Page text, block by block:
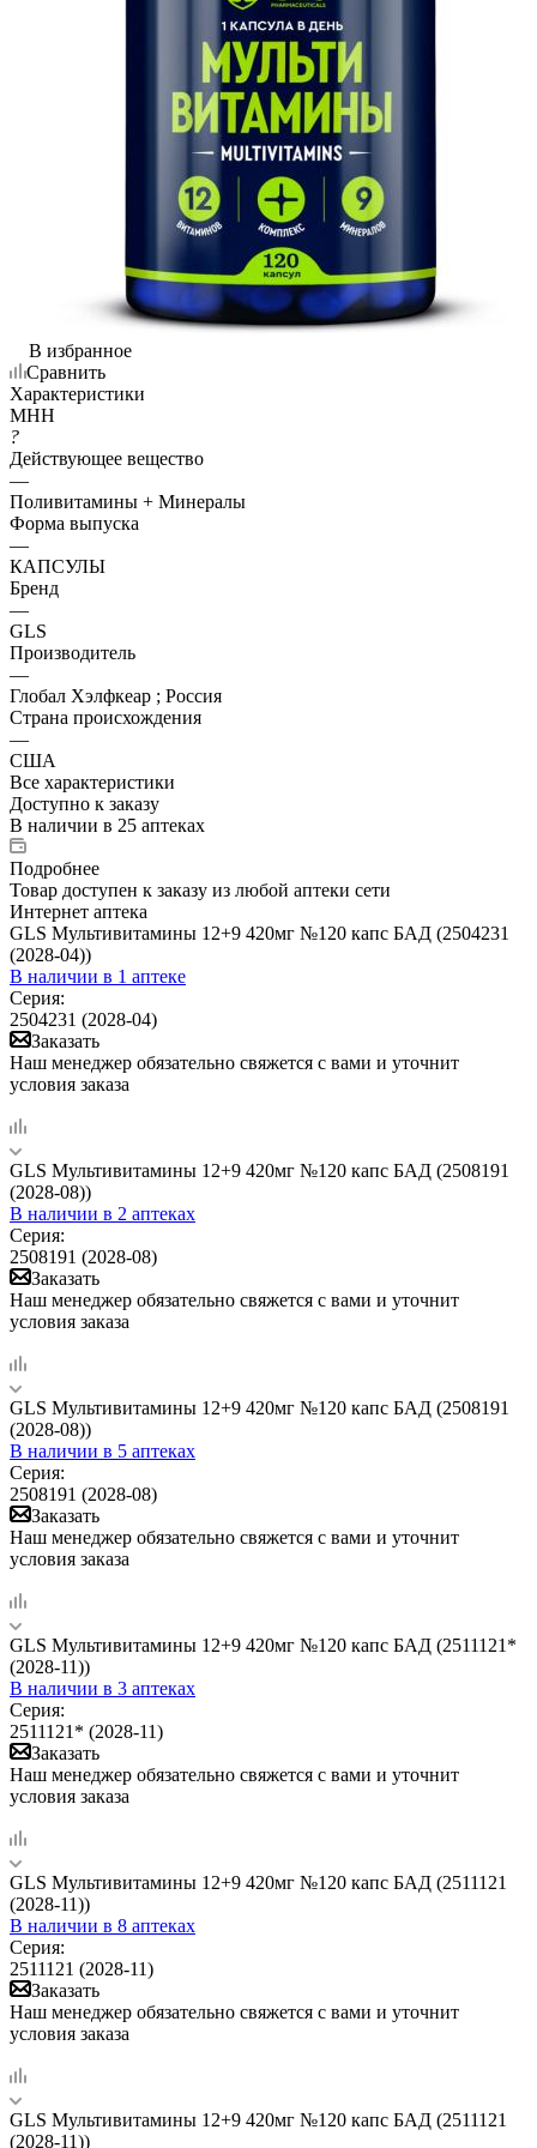
В избранное
Сравнить
Характеристики
МНН
?
Действующее вещество
—
Поливитамины + Минералы
Форма выпуска
—
КАПСУЛЫ
Бренд
—
GLS
Производитель
—
Глобал Хэлфкеар ; Россия
Страна происхождения
—
США
Все характеристики
Доступно к заказу
В наличии в 25 аптеках
Подробнее
Товар доступен к заказу из любой аптеки сети
Интернет аптека
GLS Мультивитамины 12+9 420мг №120 капс БАД (2504231
(2028-04))
В наличии в 1 аптеке
Серия:
2504231 (2028-04)
Заказать
Наш менеджер обязательно свяжется с вами и уточнит
условия заказа
GLS Мультивитамины 12+9 420мг №120 капс БАД (2508191
(2028-08))
В наличии в 2 аптеках
Серия:
2508191 (2028-08)
Заказать
Наш менеджер обязательно свяжется с вами и уточнит
условия заказа
GLS Мультивитамины 12+9 420мг №120 капс БАД (2508191
(2028-08))
В наличии в 5 аптеках
Серия:
2508191 (2028-08)
Заказать
Наш менеджер обязательно свяжется с вами и уточнит
условия заказа
GLS Мультивитамины 12+9 420мг №120 капс БАД (2511121*
(2028-11))
В наличии в 3 аптеках
Серия:
2511121* (2028-11)
Заказать
Наш менеджер обязательно свяжется с вами и уточнит
условия заказа
GLS Мультивитамины 12+9 420мг №120 капс БАД (2511121
(2028-11))
В наличии в 8 аптеках
Серия:
2511121 (2028-11)
Заказать
Наш менеджер обязательно свяжется с вами и уточнит
условия заказа
GLS Мультивитамины 12+9 420мг №120 капс БАД (2511121
(2028-11))